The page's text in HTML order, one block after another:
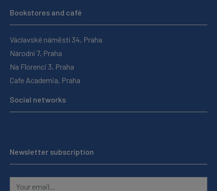
Bookstores and café
Václavské náměstí 34, Praha
Národní 7, Praha
Na Florenci 3, Praha
Cafe Academia, Praha
Social networks
Newsletter subscription